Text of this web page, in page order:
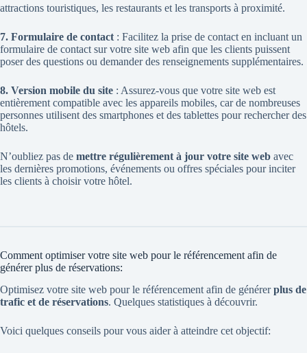
attractions touristiques, les restaurants et les transports à proximité.
7. Formulaire de contact : Facilitez la prise de contact en incluant un
formulaire de contact sur votre site web afin que les clients puissent
poser des questions ou demander des renseignements supplémentaires.
8. Version mobile du site : Assurez-vous que votre site web est
entièrement compatible avec les appareils mobiles, car de nombreuses
personnes utilisent des smartphones et des tablettes pour rechercher des
hôtels.
N’oubliez pas de mettre régulièrement à jour votre site web avec
les dernières promotions, événements ou offres spéciales pour inciter
les clients à choisir votre hôtel.
Comment optimiser votre site web pour le référencement afin de
générer plus de réservations:
Optimisez votre site web pour le référencement afin de générerplus de
trafic et de réservations. Quelques statistiques à découvrir.
Voici quelques conseils pour vous aider à atteindre cet objectif: